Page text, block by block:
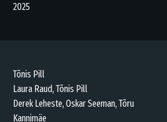
2025
Tõnis Pill
Laura Raud, Tõnis Pill
Derek Leheste, Oskar Seeman, Tõru
Kannimäe